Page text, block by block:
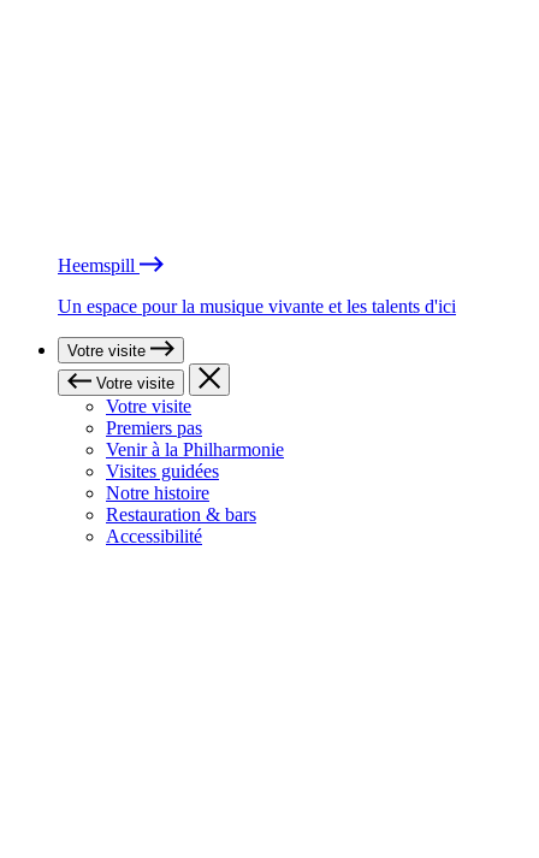
Heemspill
Un espace pour la musique vivante et les talents d'ici
Votre visite
Votre visite
Votre visite
Premiers pas
Venir à la Philharmonie
Visites guidées
Notre histoire
Restauration & bars
Accessibilité